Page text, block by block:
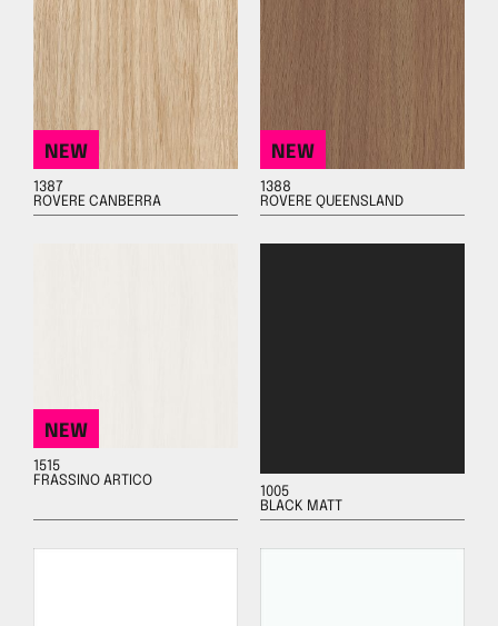
NEW
1387
ROVERE CANBERRA
NEW
1388
ROVERE QUEENSLAND
NEW
1515
FRASSINO ARTICO
1005
BLACK MATT